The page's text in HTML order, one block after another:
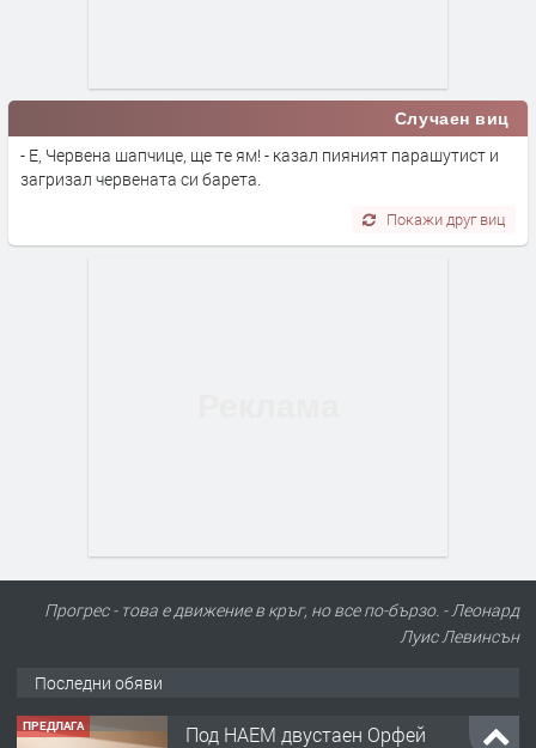
Случаен виц
- Е, Червена шапчице, ще те ям! - казал пияният парашутист и
загризал червената си барета.
Покажи друг виц
Прогрес - това е движение в кръг, но все по-бързо. - Леонард
Луис Левинсън
Последни обяви
ПРЕДЛАГА Под НАЕМ двустаен Орфей